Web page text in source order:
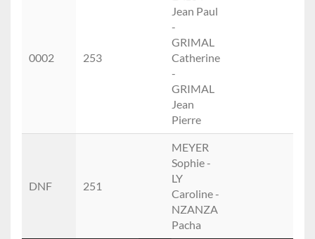
0002 253
Jean Paul
-
GRIMAL
Catherine
-
GRIMAL
Jean
Pierre
DNF 251
MEYER
Sophie -
LY
Caroline -
NZANZA
Pacha